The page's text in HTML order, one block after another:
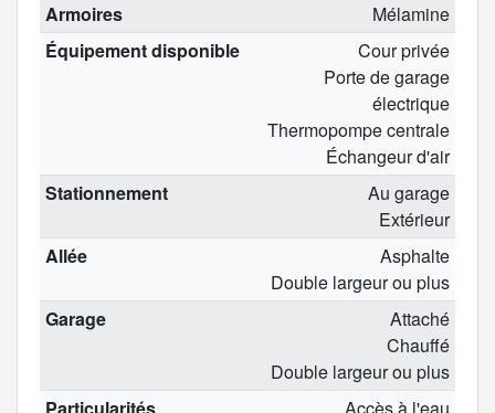
Armoires
Mélamine
Équipement disponible
Cour privée
Porte de garage
électrique
Thermopompe centrale
Échangeur d'air
Stationnement
Au garage
Extérieur
Allée
Asphalte
Double largeur ou plus
Garage
Attaché
Chauffé
Double largeur ou plus